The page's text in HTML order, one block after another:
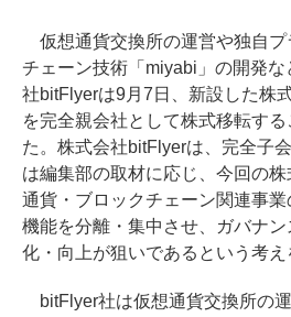
仮想通貨交換所の運営や独自プ
チェーン技術「miyabi」の開発
社bitFlyerは9月7日、新設した株
を完全親会社として株式移転す
た。株式会社bitFlyerは、完全子
は編集部の取材に応じ、今回の
通貨・ブロックチェーン関連事
機能を分離・集中させ、ガバナ
化・向上が狙いであるという考え
bitFlyer社は仮想通貨交換所の